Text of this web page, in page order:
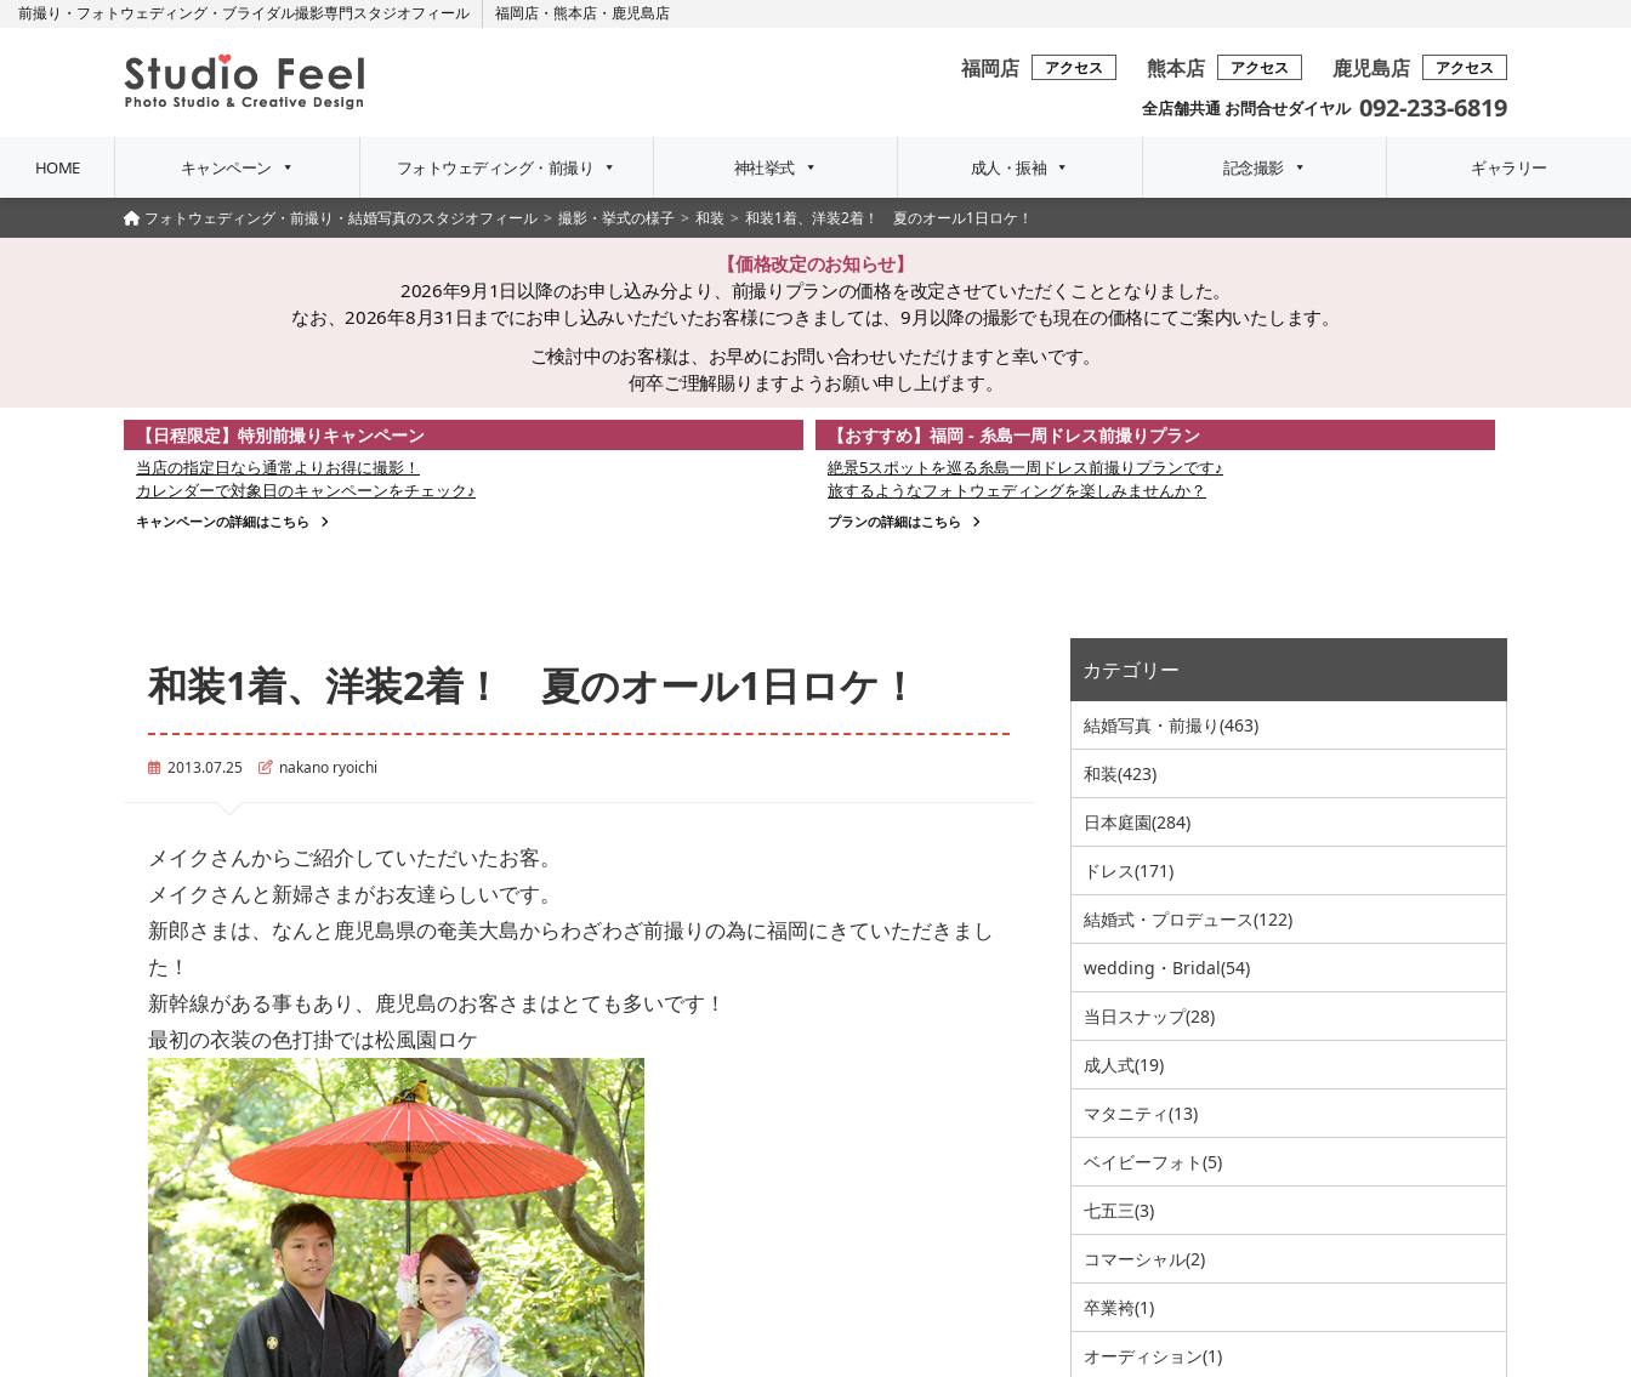
前撮り・フォトウェディング・ブライダル撮影専門スタジオフィール 福岡店 ・ 熊本店 ・ 鹿児島店
福岡店 アクセス 熊本店 アクセス 鹿児島店 アクセス
全店舗共通 お問合せダイヤル 092-233-6819
HOME キャンペーン フォトウェディング・前撮り 神社挙式 成人・振袖 記念撮影 ギャラリー
フォトウェディング・前撮り・結婚写真のスタジオフィール 撮影・挙式の様子 和装 和装1着、洋装2着！ 夏のオール1日ロケ！
【価格改定のお知らせ】
2026年9月1日以降のお申し込み分より、前撮りプランの価格を改定させていただくこととなりました。
なお、2026年8月31日までにお申し込みいただいたお客様につきましては、9月以降の撮影でも現在の価格にてご案内いたします。
ご検討中のお客様は、お早めにお問い合わせいただけますと幸いです。
何卒ご理解賜りますようお願い申し上げます。
【日程限定】特別前撮りキャンペーン
当店の指定日なら通常よりお得に撮影！
カレンダーで対象日のキャンペーンをチェック♪
キャンペーンの詳細はこちら
【おすすめ】福岡 - 糸島一周ドレス前撮りプラン
絶景5スポットを巡る糸島一周ドレス前撮りプランです♪
旅するようなフォトウェディングを楽しみませんか？
プランの詳細はこちら
和装1着、洋装2着！ 夏のオール1日ロケ！
2013.07.25 nakano ryoichi
メイクさんからご紹介していただいたお客。
メイクさんと新婦さまがお友達らしいです。
新郎さまは、なんと鹿児島県の奄美大島からわざわざ前撮りの為に福岡にきていただきまし
た！
新幹線がある事もあり、鹿児島のお客さまはとても多いです！
最初の衣装の色打掛では松風園ロケ
カテゴリー
結婚写真・前撮り(463)
和装(423)
日本庭園(284)
ドレス(171)
結婚式・プロデュース(122)
wedding・Bridal(54)
当日スナップ(28)
成人式(19)
マタニティ(13)
ベイビーフォト(5)
七五三(3)
コマーシャル(2)
卒業袴(1)
オーディション(1)